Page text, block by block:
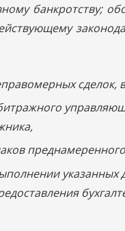
банкротству;
сделок,